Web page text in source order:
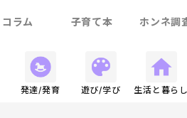
コラム 子育て本 ホンネ調
発達/発育 遊び/学び 生活と暮らし